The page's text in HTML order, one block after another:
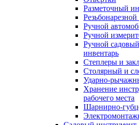
Разметочный
Ручной
Ручной
Ручной
инвентарь
Степлеры и
Столярный и
Ударно-
Хранение
рабочего места
Шарнирно-